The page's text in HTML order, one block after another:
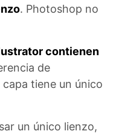
. Photoshop no
contienen
de
tiene un único
un único lienzo,